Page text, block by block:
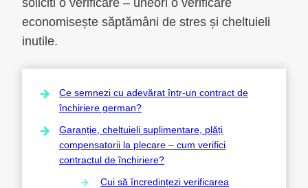
economisește săptămâni de stres și cheltuieli
inutile.
Ce semnezi cu adevărat într-un contract de
închiriere german?
Garanție, cheltuieli suplimentare, plăți
compensatorii la plecare – cum verifici
contractul de închiriere?
Cui să încredințezi verificarea